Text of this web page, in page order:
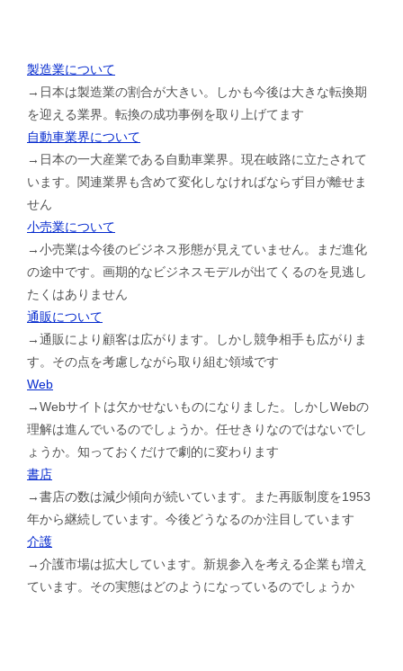
製造業について
→日本は製造業の割合が大きい。しかも今後は大きな転換期
を迎える業界。転換の成功事例を取り上げてます
自動車業界について
→日本の一大産業である自動車業界。現在岐路に立たされて
います。関連業界も含めて変化しなければならず目が離せま
せん
小売業について
→小売業は今後のビジネス形態が見えていません。まだ進化
の途中です。画期的なビジネスモデルが出てくるのを見逃し
たくはありません
通販について
→通販により顧客は広がります。しかし競争相手も広がりま
す。その点を考慮しながら取り組む領域です
Web
→Webサイトは欠かせないものになりました。しかしWebの
理解は進んでいるのでしょうか。任せきりなのではないでし
ょうか。知っておくだけで劇的に変わります
書店
→書店の数は減少傾向が続いています。また再販制度を1953
年から継続しています。今後どうなるのか注目しています
介護
→介護市場は拡大しています。新規参入を考える企業も増え
ています。その実態はどのようになっているのでしょうか